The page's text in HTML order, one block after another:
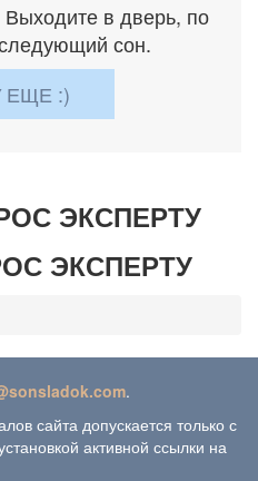
в дверь, по
сон.
ЕЩЕ :)
ЭКСПЕРТУ
.
сайта допускается только с
активной ссылки на